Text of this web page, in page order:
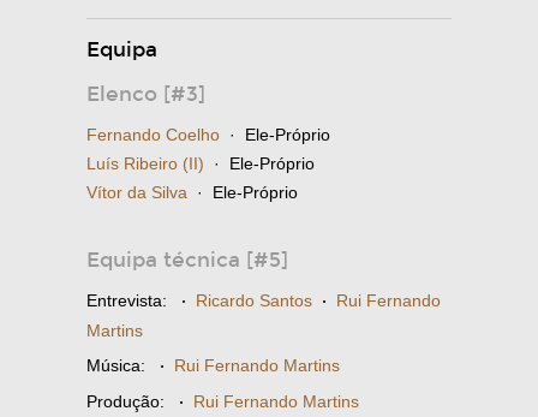
Equipa
Elenco [#3]
Fernando Coelho · Ele-Próprio
Luís Ribeiro (II) · Ele-Próprio
Vítor da Silva · Ele-Próprio
Equipa técnica [#5]
Entrevista: · Ricardo Santos · Rui Fernando
Martins
Música: · Rui Fernando Martins
Produção: · Rui Fernando Martins